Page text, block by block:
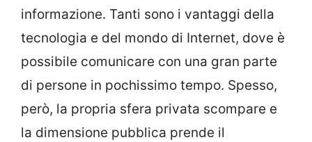
informazione. Tanti sono i vantaggi della
tecnologia e del mondo di Internet, dove è
possibile comunicare con una gran parte
di persone in pochissimo tempo. Spesso,
però, la propria sfera privata scompare e
la dimensione pubblica prende il